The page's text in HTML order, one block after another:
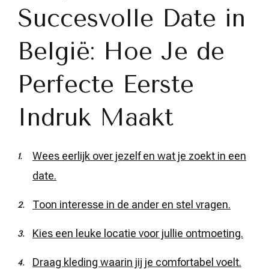
Succesvolle Date in
België: Hoe Je de
Perfecte Eerste
Indruk Maakt
Wees eerlijk over jezelf en wat je zoekt in een
date.
Toon interesse in de ander en stel vragen.
Kies een leuke locatie voor jullie ontmoeting.
Draag kleding waarin jij je comfortabel voelt.